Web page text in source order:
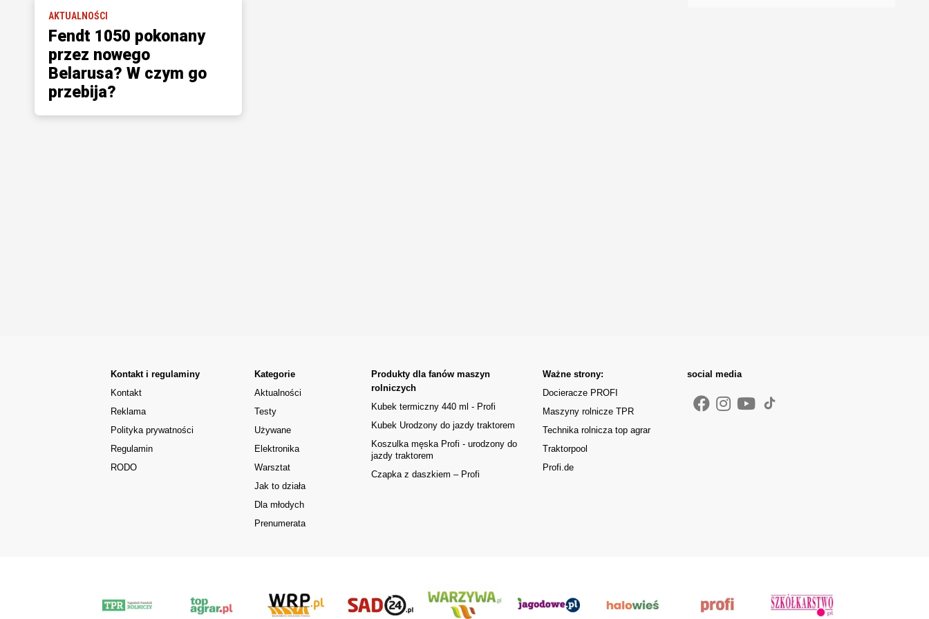
AKTUALNOŚCI
Fendt 1050 pokonany
przez nowego
Belarusa? W czym go
przebija?
Kontakt i regulaminy
Kontakt
Reklama
Polityka prywatności
Regulamin
RODO
Kategorie
Aktualności
Testy
Używane
Elektronika
Warsztat
Jak to działa
Dla młodych
Prenumerata
Produkty dla fanów maszyn
rolniczych
Kubek termiczny 440 ml - Profi
Kubek Urodzony do jazdy traktorem
Koszulka męska Profi - urodzony do
jazdy traktorem
Czapka z daszkiem – Profi
Ważne strony:
Docieracze PROFI
Maszyny rolnicze TPR
Technika rolnicza top agrar
Traktorpool
Profi.de
social media